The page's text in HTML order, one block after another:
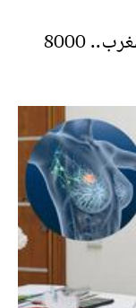
ارتفاع عدد ضحايا سرطان الرئة بالمغرب.. 8000